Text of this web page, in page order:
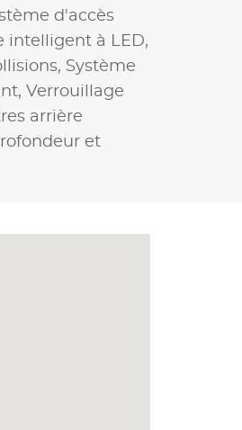
d'accès
intelligent à LED,
Système
Verrouillage
arrière
et